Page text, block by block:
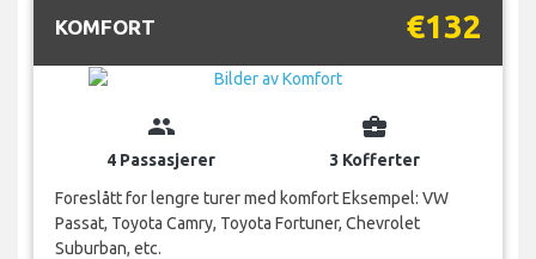
KOMFORT €132
group
4 Passasjerer
business_center
3 Kofferter
Foreslått for lengre turer med komfort Eksempel: VW
Passat, Toyota Camry, Toyota Fortuner, Chevrolet
Suburban, etc.